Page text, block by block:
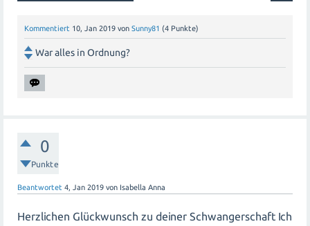
Kommentiert 10, Jan 2019 von Sunny81 (4 Punkte)
War alles in Ordnung?
0
Punkte
Beantwortet 4, Jan 2019 von Isabella Anna
Herzlichen Glückwunsch zu deiner Schwangerschaft Ich